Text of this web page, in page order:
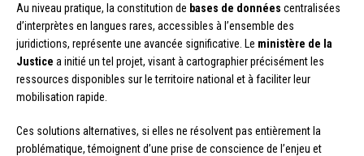
Au niveau pratique, la constitution de bases de données centralisées
d’interprètes en langues rares, accessibles à l’ensemble des
juridictions, représente une avancée significative. Le ministère de la
Justice a initié un tel projet, visant à cartographier précisément les
ressources disponibles sur le territoire national et à faciliter leur
mobilisation rapide.
Ces solutions alternatives, si elles ne résolvent pas entièrement la
problématique, témoignent d’une prise de conscience de l’enjeu et